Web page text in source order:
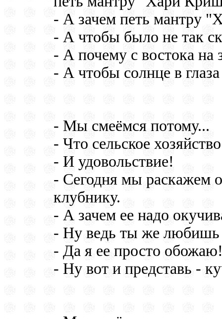
- А зачем петь мантру
- А чтобы было не так
- А почему с востока на
- А чтобы солнце в
- Мы смеёмся потому...
- Что сельское
- И удовольствие!
- Сегодня мы раскажем
клубнику.
- А зачем ее надо
- Ну ведь ты же любишь
- Да я ее просто
- Ну вот и представь -